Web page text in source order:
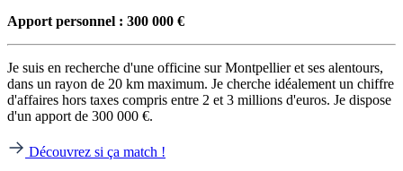
Apport personnel : 300 000 €
Je suis en recherche d'une officine sur Montpellier et ses alentours,
dans un rayon de 20 km maximum. Je cherche idéalement un chiffre
d'affaires hors taxes compris entre 2 et 3 millions d'euros. Je dispose
d'un apport de 300 000 €.
Découvrez si ça match !